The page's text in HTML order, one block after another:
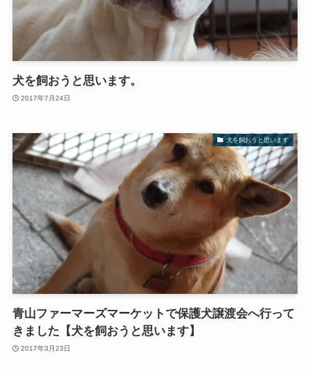
犬を飼おうと思います。
2017年7月24日
犬を飼おうと思います
青山ファーマーズマーケットで保護犬譲渡会へ行って
きました【犬を飼おうと思います】
2017年3月23日